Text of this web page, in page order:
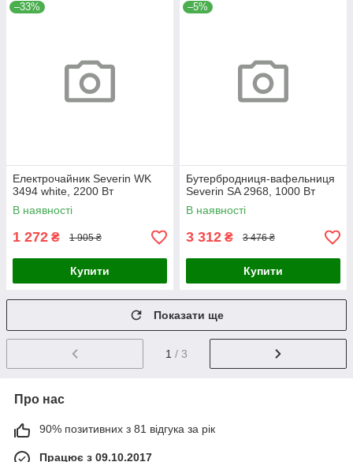
–33%
Електрочайник Severin WK
3494 white, 2200 Вт
В наявності
1 272 ₴ 1 905 ₴
Купити
–5%
Бутербродниця-вафельниця
Severin SA 2968, 1000 Вт
В наявності
3 312 ₴ 3 476 ₴
Купити
Показати ще
1 / 3
Про нас
90% позитивних з 81 відгука за рік
Працює з 09.10.2017